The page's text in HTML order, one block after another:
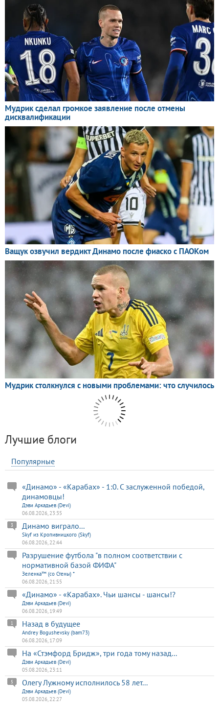
Лучшие блоги
Популярные
«Динамо» - «Карабах» - 1:0. С заслуженной победой,
динамовцы!
Дэви Аркадьев (Devi)
06.08.2026, 23:35
Динамо виграло...
3
Skyf из Кропивницкого (Skyf)
06.08.2026, 22:44
Разрушение футбола "в полном соответствии с
нормативной базой ФИФА"
Зеленка™ (со Стены) *
06.08.2026, 21:55
«Динамо» - «Карабах». Чьи шансы - шансы!?
Дэви Аркадьев (Devi)
06.08.2026, 19:49
Назад в будущее
1
Andrey Bogushevsky (bam73)
06.08.2026, 17:09
На «Стэмфорд Бридж», три года тому назад...
Дэви Аркадьев (Devi)
05.08.2026, 23:11
Олегу Лужному исполнилось 58 лет...
5
Дэви Аркадьев (Devi)
05.08.2026, 22:27